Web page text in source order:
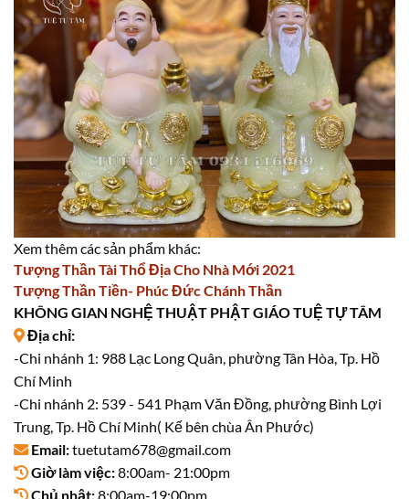
Xem thêm các sản phẩm khác:
Tượng Thần Tài Thổ Địa Cho Nhà Mới 2021
Tượng Thần Tiền- Phúc Đức Chánh Thần
KHÔNG GIAN NGHỆ THUẬT PHẬT GIÁO TUỆ TỰ TÂM
Địa chỉ:
-Chi nhánh 1: 988 Lạc Long Quân, phường Tân Hòa, Tp. Hồ
Chí Minh
-Chi nhánh 2: 539 - 541 Phạm Văn Đồng, phường Bình Lợi
Trung, Tp. Hồ Chí Minh( Kế bên chùa Ân Phước)
Email:tuetutam678@gmail.com
Giờ làm việc:8:00am- 21:00pm
Chủ nhật:8:00am-19:00pm